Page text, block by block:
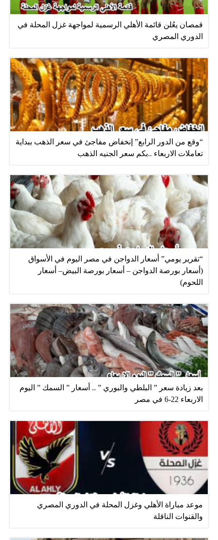
قمصان يعُلن قائمة الأهلي الرسمية لمواجهة غزل المحلة في
الدوري المصري
“وقع من الدور الرابع” إنخفاض مفاجئ في سعر الذهب ببداية
تعاملات الاربعاء ..بكم سعر الجنيه الذهب
“تقرير يومي” أسعار الدواجن في مصر اليوم في الأسواق
(أسعار بورصة الدواجن – أسعار بورصة البيض– أسعار
اللحوم)
بعد زيادة سعر ” البلطي والبوري ” .. أسعار ” السمك ” اليوم
الاربعاء 22-6 في مصر
موعد مباراة الأهلي وغزل المحلة في الدوري المصري
والقنوات الناقلة